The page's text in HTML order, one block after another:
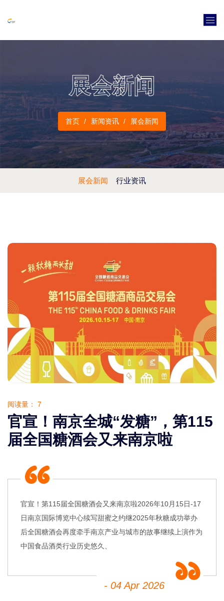
展会新闻
首页 新闻资讯 展会新闻
展会新闻 行业资讯
阅读量： 7
官宣！南京全城“发糖”，第115
届全国糖酒会又来南京啦
官宣！第115届全国糖酒会又来南京啦2026年10月15日-17
日南京国际博览中心续写甜蜜之约继2025年秋糖成功举办
后全国糖酒会再度牵手南京产业与城市的故事继续上演作为
中国食品酒类行业历史悠久、
- 04 Apr 2026